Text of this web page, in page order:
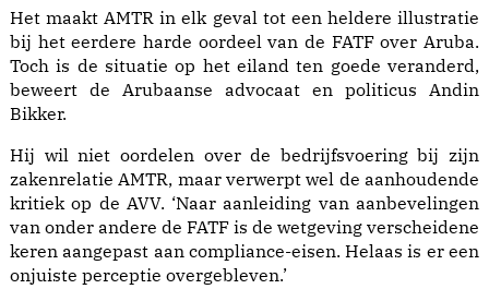
Het maakt AMTR in elk geval tot een heldere illustratie
bij het eerdere harde oordeel van de FATF over Aruba.
Toch is de situatie op het eiland ten goede veranderd,
beweert de Aru­baanse advocaat en politicus Andin
Bikker.
Hij wil niet oordelen over de bedrijfsvoering bij zijn
zakenrelatie AMTR, maar verwerpt wel de aanhoudende
kritiek op de AVV. ‘Naar aanleiding van aanbevelingen
van onder andere de FATF is de wetgeving verscheidene
keren aangepast aan compliance-eisen. Helaas is er een
onjuiste perceptie overgebleven.’